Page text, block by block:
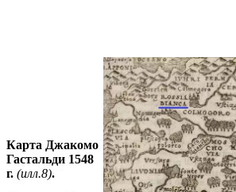
Карта Джакомо
Гастальди 1548
г. (илл.8).